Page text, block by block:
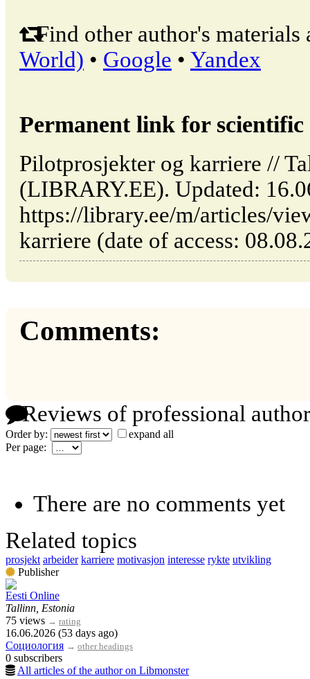
Find other author's materials
World) • Google • Yandex
Permanent link for
Pilotprosjekter og karriere //
(LIBRARY.EE). Updated:
https://library.ee/m/articles/
karriere (date of access:
Comments:
Reviews of professional
Order by:
expand all
Per page:
There are no comments yet
Related topics
prosjekt arbeider karriere motivasjon interesse rykte utvikling
Publisher
Eesti Online
Tallinn, Estonia
75 views → rating
16.06.2026 (53 days ago)
Социология → other headings
0 subscribers
All articles of the author on Libmonster